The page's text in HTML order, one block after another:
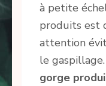
à petite
produits est
attention
le
gorge